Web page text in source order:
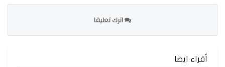
اترك تعليقا
أقراء ايضا